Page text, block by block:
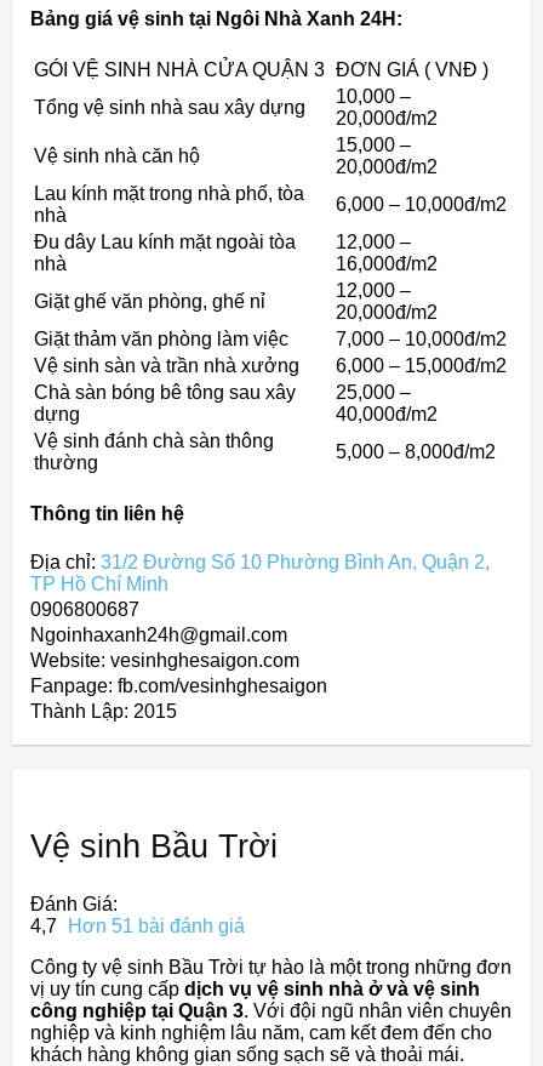
Bảng giá vệ sinh tại Ngôi Nhà Xanh 24H:
GÓI VỆ SINH NHÀ CỬA QUẬN 3 ĐƠN GIÁ ( VNĐ )
Tổng vệ sinh nhà sau xây dựng
10,000 –
20,000đ/m2
Vệ sinh nhà căn hộ
15,000 –
20,000đ/m2
Lau kính mặt trong nhà phố, tòa
nhà
6,000 – 10,000đ/m2
Đu dây Lau kính mặt ngoài tòa
nhà
12,000 –
16,000đ/m2
Giặt ghế văn phòng, ghế nỉ
12,000 –
20,000đ/m2
Giặt thảm văn phòng làm việc
7,000 – 10,000đ/m2
Vệ sinh sàn và trần nhà xưởng
6,000 – 15,000đ/m2
Chà sàn bóng bê tông sau xây
dựng
25,000 –
40,000đ/m2
Vệ sinh đánh chà sàn thông
thường
5,000 – 8,000đ/m2
Thông tin liên hệ
Địa chỉ: 31/2 Đường Số 10 Phường Bình An, Quận 2,
TP Hồ Chí Minh
0906800687
Ngoinhaxanh24h@gmail.com
Website: vesinhghesaigon.com
Fanpage: fb.com/vesinhghesaigon
Thành Lập: 2015
Vệ sinh Bầu Trời
Đánh Giá:
4,7
Hơn 51 bài đánh giá
Công ty vệ sinh Bầu Trời tự hào là một trong những đơn
vị uy tín cung cấp dịch vụ vệ sinh nhà ở và vệ sinh
công nghiệp tại Quận 3. Với đội ngũ nhân viên chuyên
nghiệp và kinh nghiệm lâu năm, cam kết đem đến cho
khách hàng không gian sống sạch sẽ và thoải mái.